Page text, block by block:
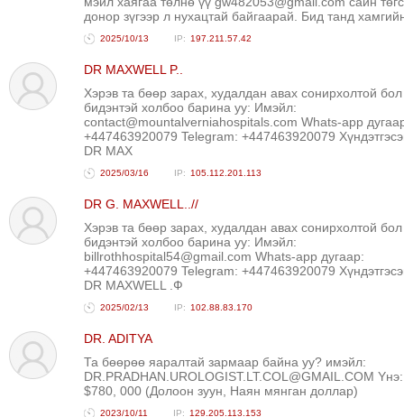
донор зүгээр л нухацтай байгаарай. Бид танд
2025/10/13 197.211.57.42
DR MAXWELL P..
Хэрэв та бөөр зарах, худалдан авах сонирхолтой бол
бидэнтэй холбоо барина уу: Имэйл:
contact@mountalverniahospitals.com Whats-app
+447463920079 Telegram: +447463920079
DR MAX
2025/03/16 105.112.201.113
DR G. MAXWELL..//
Хэрэв та бөөр зарах, худалдан авах сонирхолтой бол
бидэнтэй холбоо барина уу: Имэйл:
billrothhospital54@gmail.com Whats-app дугаар:
+447463920079 Telegram: +447463920079
DR MAXWELL .Ф
2025/02/13 102.88.83.170
DR. ADITYA
Та бөөрөө яаралтай зармаар байна уу? имэйл:
DR.PRADHAN.UROLOGIST.LT.COL@GMAIL.COM Yнэ:
$780, 000 (Долоон зуун, Наян мянган доллар)
2023/10/11 129.205.113.153